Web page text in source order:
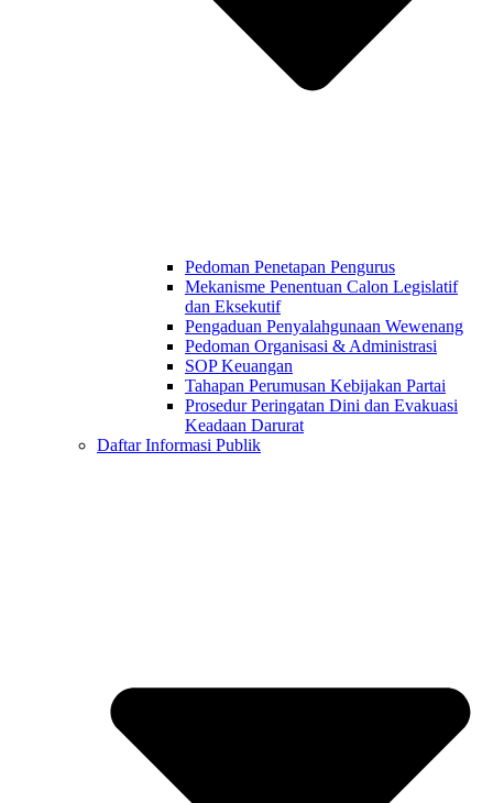
Pedoman Penetapan Pengurus
Mekanisme Penentuan Calon Legislatif
dan Eksekutif
Pengaduan Penyalahgunaan Wewenang
Pedoman Organisasi & Administrasi
SOP Keuangan
Tahapan Perumusan Kebijakan Partai
Prosedur Peringatan Dini dan Evakuasi
Keadaan Darurat
Daftar Informasi Publik